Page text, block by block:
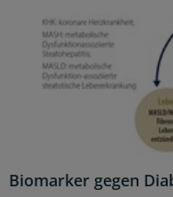
Biomarker gegen